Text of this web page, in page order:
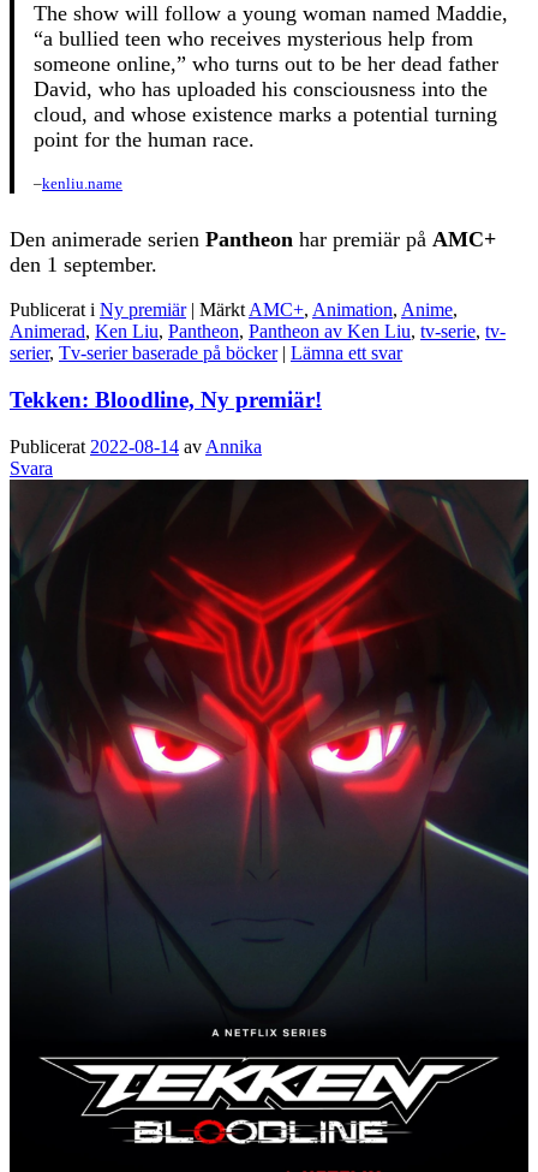
The show will follow a young woman named Maddie,
“a bullied teen who receives mysterious help from
someone online,” who turns out to be her dead father
David, who has uploaded his consciousness into the
cloud, and whose existence marks a potential turning
point for the human race.
–kenliu.name
Den animerade serien Pantheon har premiär på AMC+
den 1 september.
Publicerat i Ny premiär MärktAMC+, Animation, Anime,
Animerad, Ken Liu, Pantheon, Pantheon av Ken Liu, tv-serie, tv-
serier, Tv-serier baserade på böcker Lämna ett svar
Tekken: Bloodline, Ny premiär!
Publicerat 2022-08-14 av Annika
Svara